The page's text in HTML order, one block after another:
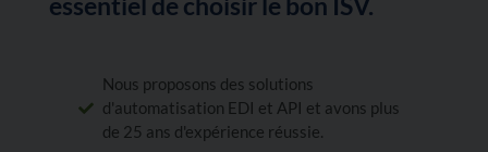
Nous proposons des solutions
d'automatisation EDI et API et avons plus
de 25 ans d'expérience réussie.